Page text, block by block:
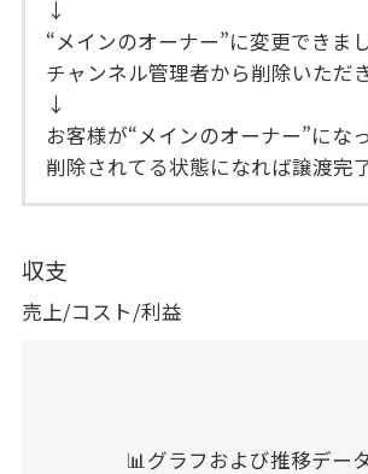
↓
“メインのオーナー”に変更できま
チャンネル管理者から削除いただき
↓
お客様が“メインのオーナー”にな
削除されてる状態になれば譲渡完
収支
売上/コスト/利益
📊グラフおよび推移デー